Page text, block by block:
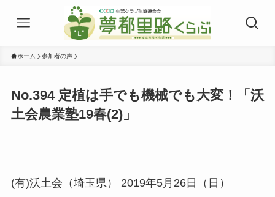
ホーム 参加者の声
No.394 定植は手でも機械でも大変！「沃
土会農業塾19春(2)」
(有)沃土会（埼玉県） 2019年5月26日（日）